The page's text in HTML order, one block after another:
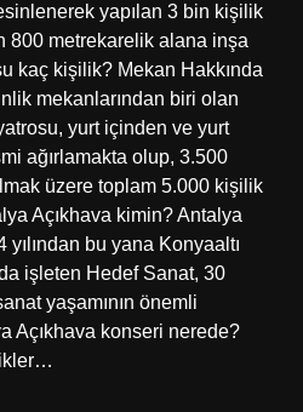
yapılan 3 bin kişilik
800 metrekarelik alana inşa
kaç kişilik? Mekan Hakkında
mekanlarından biri olan
yurt içinden ve yurt
ağırlamakta olup, 3.500
üzere toplam 5.000 kişilik
Açıkhava kimin? Antalya
bu yana Konyaaltı
işleten Hedef Sanat, 30
yaşamının önemli
Açıkhava konseri nerede?